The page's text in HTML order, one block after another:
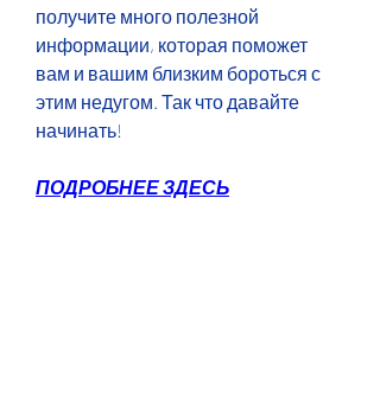
получите много полезной
информации, которая поможет
вам и вашим близким бороться с
этим недугом. Так что давайте
начинать!
ПОДРОБНЕЕ ЗДЕСЬ